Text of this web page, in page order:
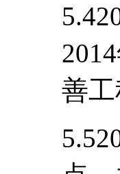
善工